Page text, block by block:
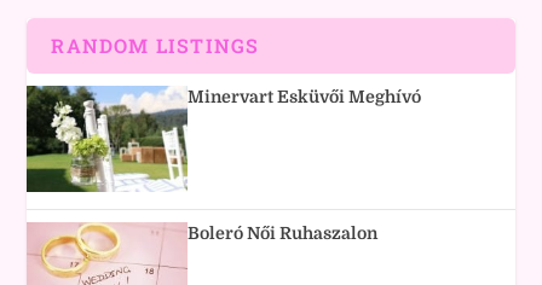
RANDOM LISTINGS
Minervart Esküvői Meghívó
Boleró Női Ruhaszalon